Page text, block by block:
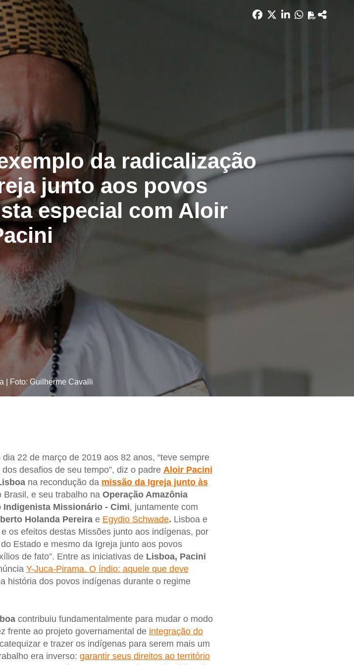
da radicalização
junto aos povos
especial com Aloir
| Foto: Guilherme Cavalli
22 de março de 2019 aos 82 anos, “teve sempre
desafios de seu tempo”, diz o padre Aloir Pacini
na recondução da missão da Igreja junto às
e seu trabalho na Operação Amazônia
Indigenista Missionário - Cimi, juntamente com
Holanda Pereirae Egydio Schwade. Lisboa e
os efeitos destas Missões junto aos indígenas, por
Estado e mesmo da Igreja junto aos povos
de fato”. Entre as iniciativas de Lisboa, Pacini
Y-Juca-Pirama. O índio: aquele que deve
história dos povos indígenas durante o regime
contribuiu fundamentalmente para mudar o modo
frente ao projeto governamental de integração do
e trazer os indígenas para serem mais um
era inverso: garantir seus direitos ao território